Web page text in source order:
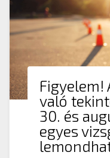
Figyelem!
való
30. és
egyes